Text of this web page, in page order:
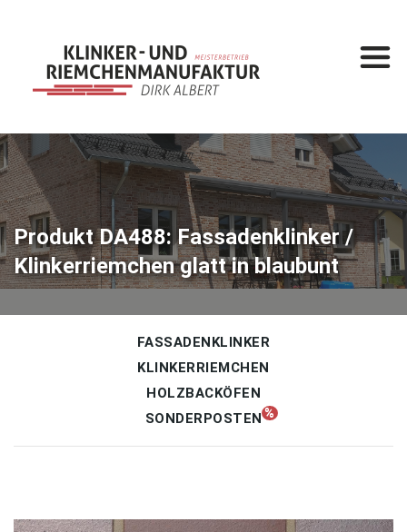
Produkt DA488: Fassadenklinker /
Klinkerriemchen glatt in blaubunt
FASSADENKLINKER
KLINKERRIEMCHEN
HOLZBACKÖFEN
SONDERPOSTEN
Startseite
Leistungen
Klinkermanufaktur
Klinkerbau
Produkte
Fassadenklinker
Holzbacköfen
Gesamtkatalog
Sonderposten%
Unternehmen